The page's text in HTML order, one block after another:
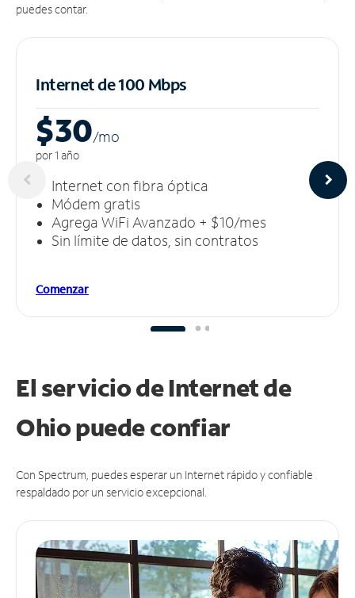
puedes contar.
Internet de 100 Mbps
$30/mo
por 1 año
Internet con fibra óptica
Módem gratis
Agrega WiFi Avanzado + $10/mes
Sin límite de datos, sin contratos
Comenzar
El servicio de Internet de
Ohio puedeconfiar
Con Spectrum, puedes esperar un Internet rápido y confiable
respaldado por un servicio excepcional.